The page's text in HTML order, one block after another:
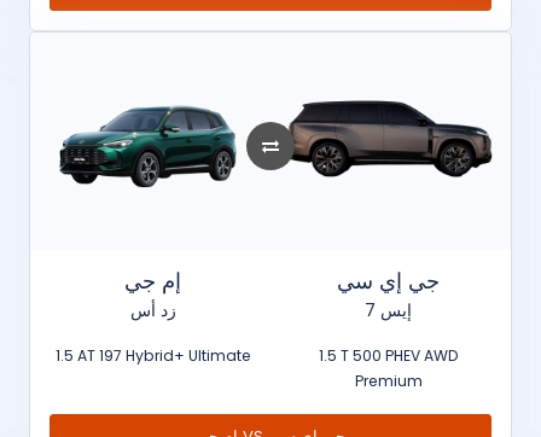
إم جي
زد أس
1.5 AT 197 Hybrid+ Ultimate
جي إي سي
إيس 7
1.5 T 500 PHEV AWD
Premium